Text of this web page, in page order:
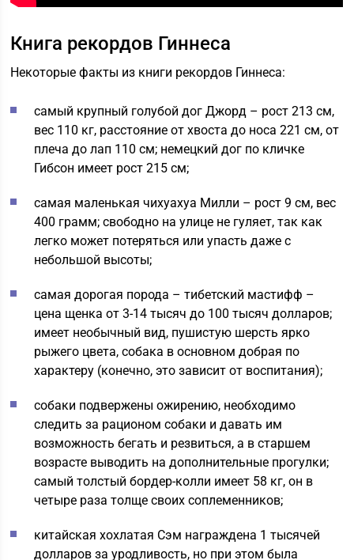
Книга рекордов Гиннеса
Некоторые факты из книги рекордов Гиннеса:
самый крупный голубой дог Джорд – рост 213 см,
вес 110 кг, расстояние от хвоста до носа 221 см, от
плеча до лап 110 см; немецкий дог по кличке
Гибсон имеет рост 215 см;
самая маленькая чихуахуа Милли – рост 9 см, вес
400 грамм; свободно на улице не гуляет, так как
легко может потеряться или упасть даже с
небольшой высоты;
самая дорогая порода – тибетский мастифф –
цена щенка от 3-14 тысяч до 100 тысяч долларов;
имеет необычный вид, пушистую шерсть ярко
рыжего цвета, собака в основном добрая по
характеру (конечно, это зависит от воспитания);
собаки подвержены ожирению, необходимо
следить за рационом собаки и давать им
возможность бегать и резвиться, а в старшем
возрасте выводить на дополнительные прогулки;
самый толстый бордер-колли имеет 58 кг, он в
четыре раза толще своих соплеменников;
китайская хохлатая Сэм награждена 1 тысячей
долларов за уродливость, но при этом была